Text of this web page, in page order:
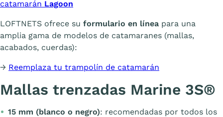
catamarán Lagoon
LOFTNETS ofrece su formulario en línea para una
amplia gama de modelos de catamaranes (mallas,
acabados, cuerdas):
→ Reemplaza tu trampolín de catamarán
Mallas trenzadas Marine 3S®
15 mm (blanco o negro): recomendadas por todos los